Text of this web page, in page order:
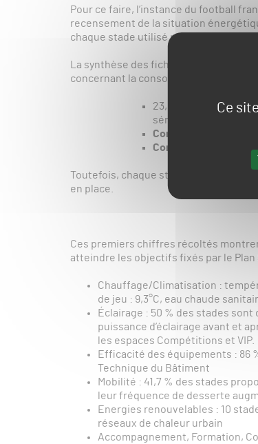
Ce
Pour ce faire, l’instance du football
recensement de la situation
chaque stade utilisé par des clubs de
La synthèse des fiches (19 stades de
concernant la consommation
23,5 manifestations
séminaires hors des
Consommation
Consommation
Toutefois, chaque stade ayant ses
en place.
Ces premiers chiffres récoltés
atteindre les objectifs fixés par le
Chauffage/Climatisation :
de jeu : 9,3°C, eau chaude
Éclairage : 50 % des stades sont
puissance d’éclairage avant et
les espaces Compétitions et VIP.
Efficacité des équipements : 86
Technique du Bâtiment
Mobilité : 41,7 % des stades
leur fréquence de desserte
Energies renouvelables : 10
réseaux de chaleur urbain
Accompagnement, Formation,